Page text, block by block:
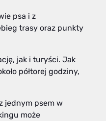
psa i z
trasy oraz punkty
jak i turyści. Jak
półtorej godziny,
jednym psem w
może